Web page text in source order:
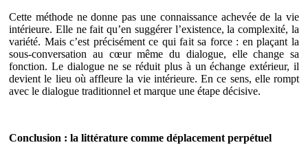
Cette méthode ne donne pas une connaissance achevée de la vie
intérieure. Elle ne fait qu’en suggérer l’existence, la complexité, la
variété. Mais c’est précisément ce qui fait sa force : en plaçant la
sous-conversation au cœur même du dialogue, elle change sa
fonction. Le dialogue ne se réduit plus à un échange extérieur, il
devient le lieu où affleure la vie intérieure. En ce sens, elle rompt
avec le dialogue traditionnel et marque une étape décisive.
Conclusion : la littérature comme déplacement perpétuel